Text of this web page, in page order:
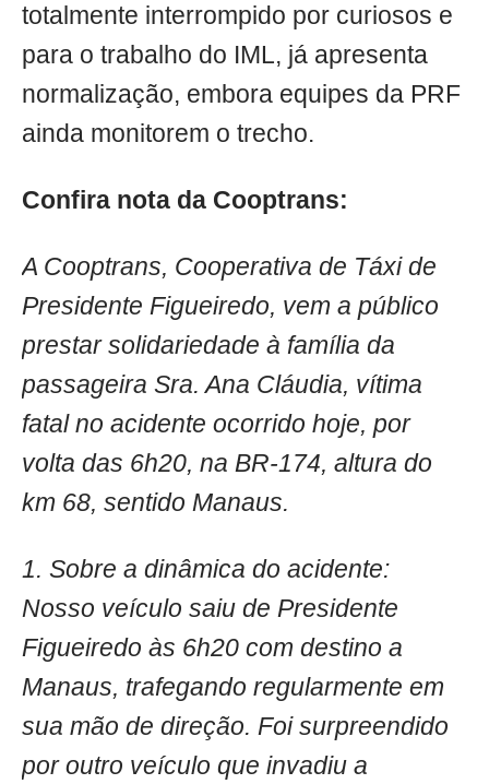
totalmente interrompido por curiosos e
para o trabalho do IML, já apresenta
normalização, embora equipes da PRF
ainda monitorem o trecho.
Confira nota da Cooptrans:
A Cooptrans, Cooperativa de Táxi de
Presidente Figueiredo, vem a público
prestar solidariedade à família da
passageira Sra. Ana Cláudia, vítima
fatal no acidente ocorrido hoje, por
volta das 6h20, na BR-174, altura do
km 68, sentido Manaus.
1. Sobre a dinâmica do acidente:
Nosso veículo saiu de Presidente
Figueiredo às 6h20 com destino a
Manaus, trafegando regularmente em
sua mão de direção. Foi surpreendido
por outro veículo que invadiu a